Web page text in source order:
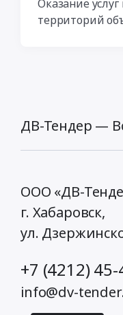
Оказание
территорий
ДВ-Тендер —
ООО «ДВ-
г. Хабаровск,
ул.
+7 (4212)
info@dv-